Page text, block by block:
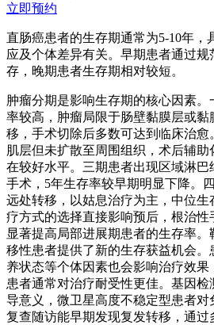
立即预约
直肠癌患者的生存期通常为5-10年，
应及个体差异有关。早期患者通过
存，晚期患者生存期相对较短。
肿瘤分期是影响生存期的核心因素
率较高，肿瘤局限于肠壁黏膜层或
移，手术切除后多数可达到临床治
肌层但未扩散至周围组织，术后辅
在较好水平。三期患者出现区域淋
手术，5年生存率较早期明显下降。
远处转移，以姑息治疗为主，中位
疗方式的选择直接影响预后，根治
显著提高局部进展期患者的生存率
移性患者提供了新的生存获益机会
养状态等个体因素也会影响治疗效
患者通常对治疗耐受性更佳。基因
导意义，微卫星高度不稳定型患者对
复查随访能早期发现复发转移，通